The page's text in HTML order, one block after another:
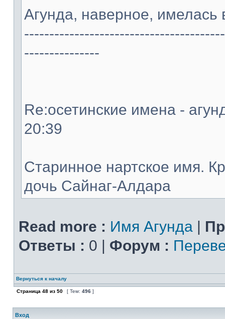
Агунда, наверное, имелась
---------------
Re:осетинские имена -
20:39
Старинное нартское имя.
дочь Сайнаг-Алдара
Read more : Имя Агунда |
Ответы : 0 | Форум :
Вернуться к началу
Страница 48 из 50 [ Тем: 496 ]
Вход